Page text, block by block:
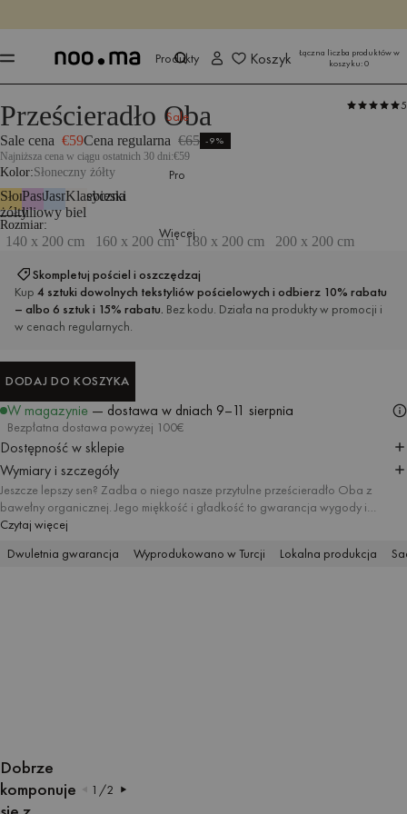
Kup teraz
Produkty
Sale
Pro
Więcej
Koszyk
Łączna liczba produktów w
koszyku:0
Produkty Tekstylia do sypialni
W
TRYBIE
W
TRYBIE
W
TRYBIE
W
TRYBIE
W
TRYBIE
W
TRYBIE
Dobrze
komponuje
1 /2
Prześcieradło Oba 5
Sale cena €59Cena regularna €65 -9%
Najniższa cena w ciągu ostatnich 30 dni:€59
Kolor Słoneczny żółty
Słoneczny
żółty
Pastelowy
liliowy
Jasnoniebieski
Klasyczna
biel
Wymiary: 200 x 200 cm
Rozmiar
140 x 200 cm 160 x 200 cm 180 x 200 cm 200 x 200 cm
Skompletuj pościel i oszczędzaj
Kup 4 sztuki dowolnych tekstyliów pościelowych i odbierz 10% rabatu
– albo 6 sztuk i 15% rabatu. Bez kodu. Działa na produkty w promocji i
w cenach regularnych.
DODAJ DO KOSZYKA
W magazynie — dostawa w dniach 9–11 sierpnia
Bezpłatna dostawa powyżej 100€
Dostępność w sklepie
Wymiary i szczegóły
Jeszcze lepszy sen? Zadba o niego nasze przytulne prześcieradło Oba z
bawełny organicznej. Jego miękkość i gładkość to gwarancja wygody i
odpoczynku – idealna baza dla dobrego snu. Prześcieradło Oba jest
Twojego łóżka i Twoich potrzeb.
Czytaj więcej
Dwuletnia gwarancja
Wyprodukowano w Turcji Lokalna produkcja